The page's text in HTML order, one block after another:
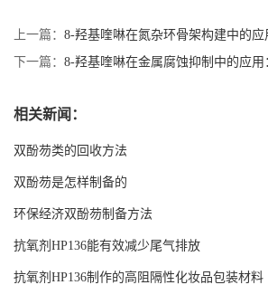
上一篇： 8-羟基喹啉在氮杂环骨架构建中的应
下一篇： 8-羟基喹啉在金属腐蚀抑制中的应
相关新闻：
双酚芴类的回收方法
双酚芴是怎样制备的
环保经济双酚芴制备方法
抗氧剂HP136能有效减少尾气排放
抗氧剂HP136制作的高阻隔性化妆品包装材料